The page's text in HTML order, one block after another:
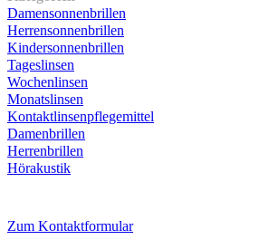
Damensonnenbrillen
Herrensonnenbrillen
Kindersonnenbrillen
Tageslinsen
Wochenlinsen
Monatslinsen
Kontaktlinsenpflegemittel
Damenbrillen
Herrenbrillen
Hörakustik
Zum Kontaktformular